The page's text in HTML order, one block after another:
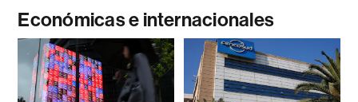
Económicas e internacionales